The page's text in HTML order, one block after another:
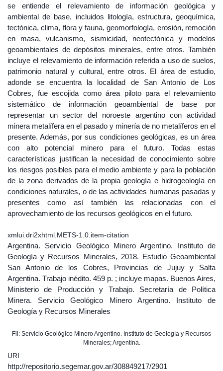
se entiende el relevamiento de información geológica y
ambiental de base, incluidos litología, estructura, geoquímica,
tectónica, clima, flora y fauna, geomorfología, erosión, remoción
en masa, vulcanismo, sismicidad, neotectónica y modelos
geoambientales de depósitos minerales, entre otros. También
incluye el relevamiento de información referida a uso de suelos,
patrimonio natural y cultural, entre otros. El área de estudio,
adonde se encuentra la localidad de San Antonio de Los
Cobres, fue escojida como área piloto para el relevamiento
sistemático de información geoambiental de base por
representar un sector del noroeste argentino con actividad
minera metalífera en el pasado y minería de no metalíferos en el
presente. Además, por sus condiciones geológicas, es un área
con alto potencial minero para el futuro. Todas estas
características justifican la necesidad de conocimiento sobre
los riesgos posibles para el medio ambiente y para la población
de la zona derivados de la propia geología e hidrogeología en
condiciones naturales, o de las actividades humanas pasadas y
presentes como así también las relacionadas con el
aprovechamiento de los recursos geológicos en el futuro.
xmlui.dri2xhtml.METS-1.0.item-citation
Argentina. Servicio Geológico Minero Argentino. Instituto de
Geología y Recursos Minerales, 2018. Estudio Geoambiental
San Antonio de los Cobres, Provincias de Jujuy y Salta
Argentina. Trabajo inédito. 459 p. ; incluye mapas. Buenos Aires,
Ministerio de Producción y Trabajo. Secretaría de Política
Minera. Servicio Geológico Minero Argentino. Instituto de
Geología y Recursos Minerales
Fil: Servicio Geológico Minero Argentino. Instituto de Geología y Recursos
Minerales; Argentina.
URI
http://repositorio.segemar.gov.ar/308849217/2901